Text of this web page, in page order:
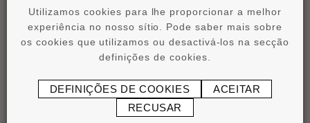
Ligações úteis
Calcular o consumo de adesivo
Faça uma estimativa exacta das suas
Utilizamos cookies para lhe proporcionar a melhor
experiência no nosso sítio. Pode saber mais sobre
os cookies que utilizamos ou desactivá-los na secção
definições de cookies.
DEFINIÇÕES DE COOKIES
ACEITAR
RECUSAR